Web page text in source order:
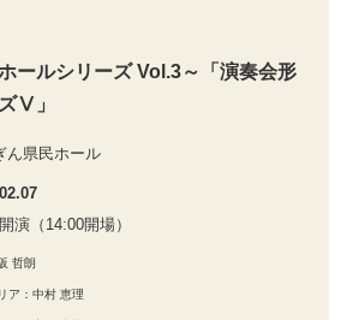
ールシリーズ Vol.3～「演奏会形
Ⅴ」
ん県民ホール
演（14:00開場）
哲朗
ア：中村 恵理